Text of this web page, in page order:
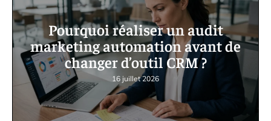
Pourquoi réaliser un audit
marketing automation avant de
changer d’outil CRM ?
16 juillet 2026